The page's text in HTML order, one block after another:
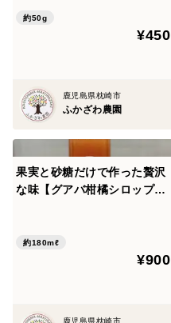
約50g
¥450
鹿児島県枕崎市
ふかざわ農園
果実と砂糖だけで作った贅沢
な味【グアバ柑橘シロップ】
約180mℓ
¥900
鹿児島県枕崎市